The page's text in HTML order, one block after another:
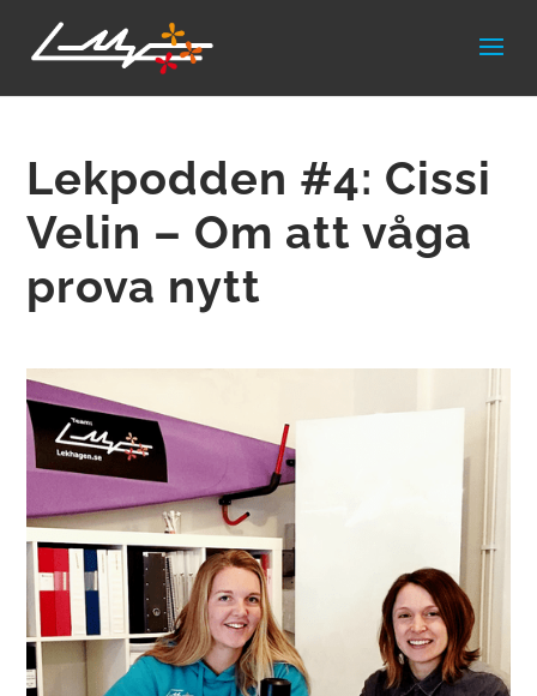
Lekpodden #4: Cissi
Velin – Om att våga
prova nytt